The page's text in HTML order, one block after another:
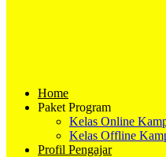
Home
Paket Program
Kelas Online
Kelas Offline
Profil Pengajar